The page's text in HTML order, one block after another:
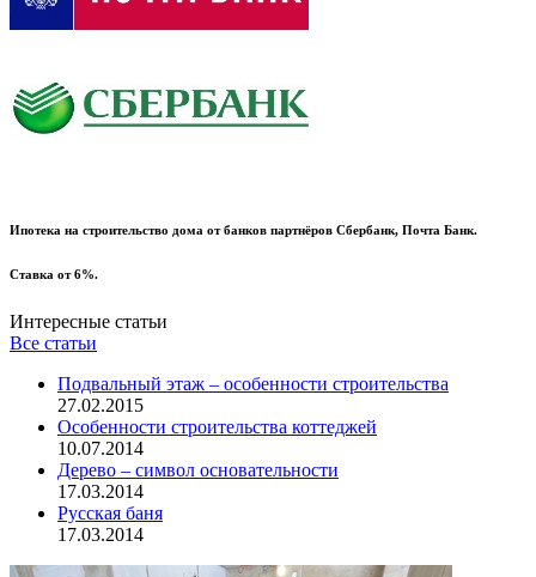
Ипотека на строительство дома от банков партнёров Сбербанк, Почта Банк.
Ставка от 6%.
Интересные статьи
Все статьи
Подвальный этаж – особенности строительства
27.02.2015
Особенности строительства коттеджей
10.07.2014
Дерево – символ основательности
17.03.2014
Русская баня
17.03.2014